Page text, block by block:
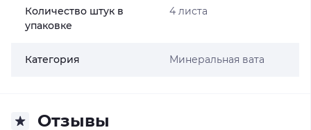
Количество штук в
упаковке
4 листа
Категория Минеральная вата
Отзывы